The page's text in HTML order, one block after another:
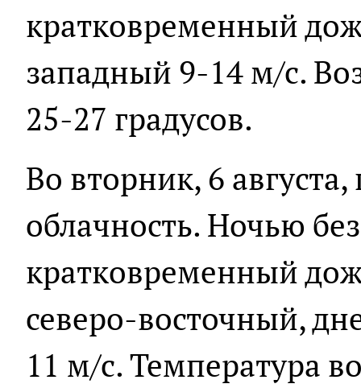
кратковременный
западный 9-14 м/с.
25-27 градусов.
Во вторник, 6
облачность. Ночью
кратковременный
северо-восточный,
11 м/с. Температура